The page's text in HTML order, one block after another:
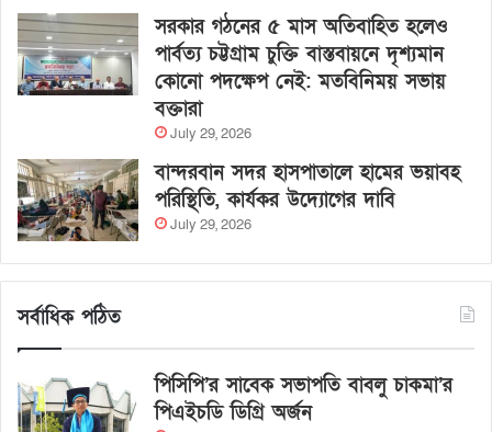
সরকার গঠনের ৫ মাস অতিবাহিত হলেও
পার্বত্য চট্টগ্রাম চুক্তি বাস্তবায়নে দৃশ্যমান
কোনো পদক্ষেপ নেই: মতবিনিময় সভায়
বক্তারা
July 29, 2026
বান্দরবান সদর হাসপাতালে হামের ভয়াবহ
পরিস্থিতি, কার্যকর উদ্যোগের দাবি
July 29, 2026
সর্বাধিক পঠিত
পিসিপি’র সাবেক সভাপতি বাবলু চাকমা’র
পিএইচডি ডিগ্রি অর্জন